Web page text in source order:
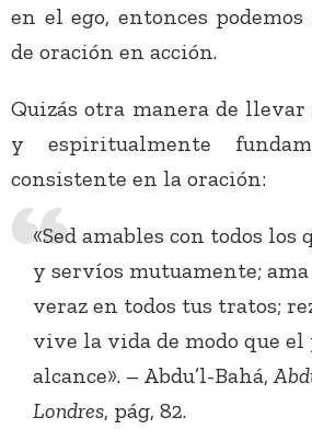
en el ego, entonces
de oración en acción.
Quizás otra manera de
y espiritualmente
consistente en la oración:
«Sed amables con todos los
y servíos mutuamente;
veraz en todos tus tratos;
vive la vida de modo que el
alcance». – Abdu’l-Bahá,
Londres, pág, 82.